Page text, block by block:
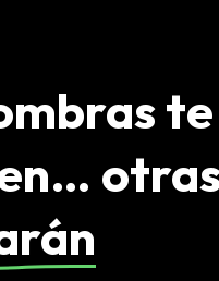
te